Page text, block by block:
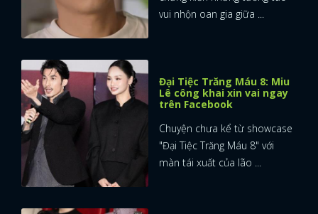
vui nhộn oan gia giữa ...
Đại Tiệc Trăng Máu 8: Miu
Lê công khai xin vai ngay
trên Facebook
Chuyện chưa kể từ showcase
"Đại Tiệc Trăng Máu 8" với
màn tái xuất của lão ...